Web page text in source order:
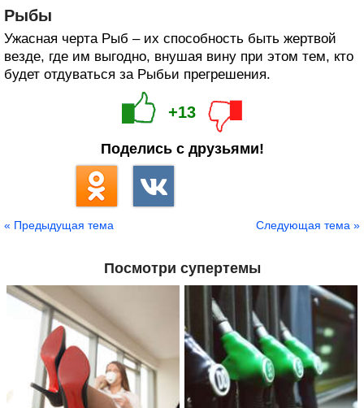
Рыбы
Ужасная черта Рыб – их способность быть жертвой
везде, где им выгодно, внушая вину при этом тем, кто
будет отдуваться за Рыбьи прегрешения.
+13
Поделись с друзьями!
« Предыдущая тема Следующая тема »
Посмотри супертемы